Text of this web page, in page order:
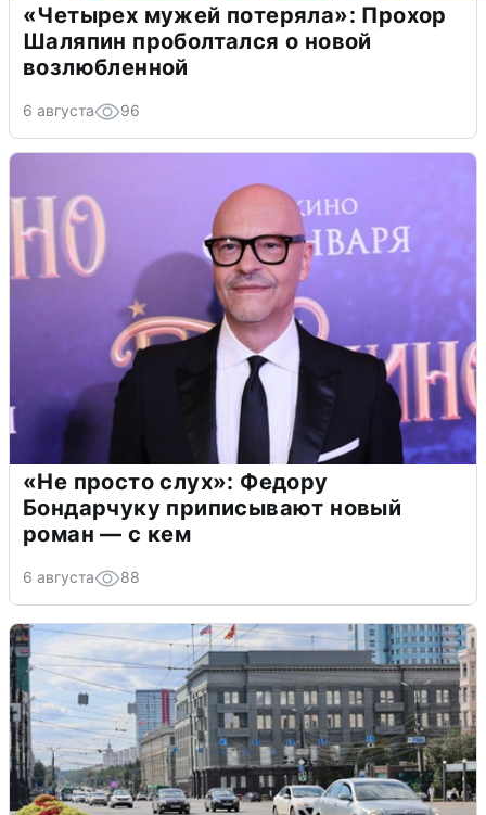
«Четырех мужей потеряла»: Прохор
Шаляпин проболтался о новой
возлюбленной
6 августа 96
«Не просто слух»: Федору
Бондарчуку приписывают новый
роман — с кем
6 августа 88